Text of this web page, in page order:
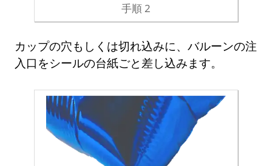
手順 2
カップの穴もしくは切れ込みに、バルーンの注
入口をシールの台紙ごと差し込みます。